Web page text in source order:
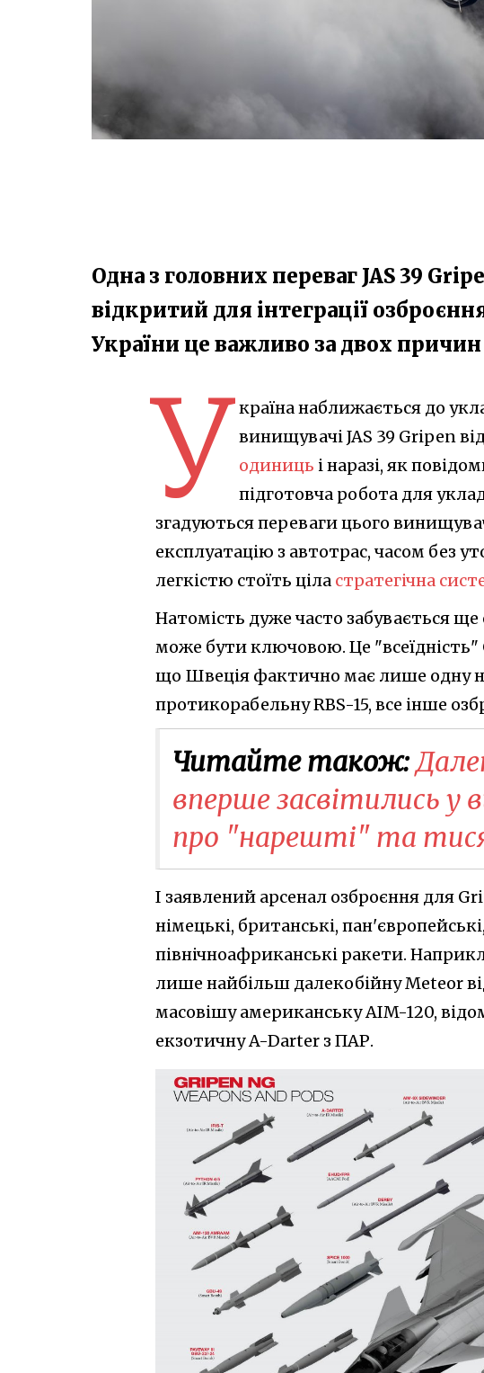
Одна з головних переваг JAS 39
відкритий для інтеграції
України це важливо за двох причин
У країна наближається до
винищувачі JAS 39 Gripen
одиниць і наразі, як
підготовча робота для
згадуються переваги цього
експлуатацію з автотрас, часом без
легкістю стоїть ціла стратегічна
Натомість дуже часто забувається ще
може бути ключовою. Це "всеїдність"
що Швеція фактично має лише одну
протикорабельну RBS-15, все інше
Читайте також:
вперше засвітились у
про "нарешті" та
І заявлений арсенал озброєння для
німецькі, британські,
північноафриканські ракети.
лише найбільш далекобійну Meteor
масовішу американську AIM-120,
екзотичну A-Darter з ПАР.